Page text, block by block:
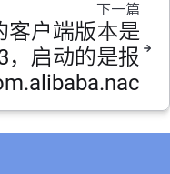
下一篇
客户端版本是
，启动的是报